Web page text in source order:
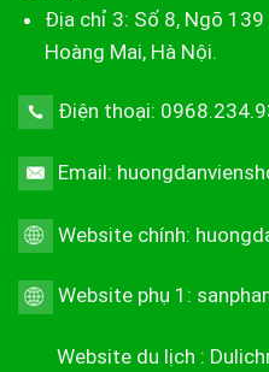
Địa chỉ 3: Số 8, Ngõ 139
Hoàng Mai, Hà Nội.
Điện thoại:
Email:
Website chính:
Website phụ 1:
Website du lịch :